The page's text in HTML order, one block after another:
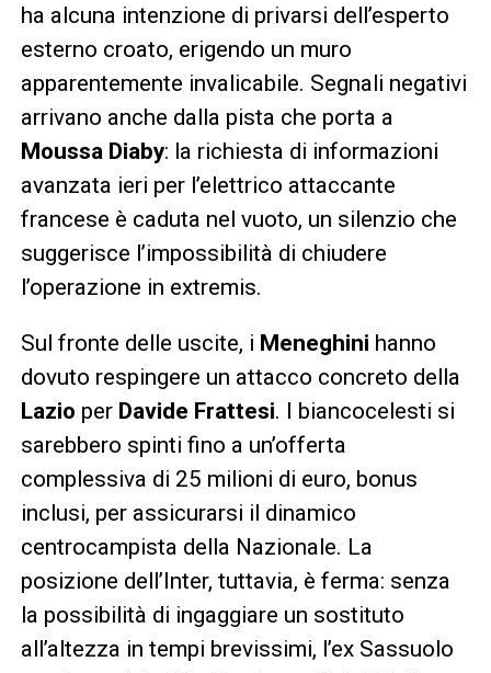
ha alcuna intenzione di privarsi dell’esperto
esterno croato, erigendo un muro
apparentemente invalicabile. Segnali negativi
arrivano anche dalla pista che porta a
Moussa Diaby: la richiesta di informazioni
avanzata ieri per l’elettrico attaccante
francese è caduta nel vuoto, un silenzio che
suggerisce l’impossibilità di chiudere
l’operazione in extremis.
Sul fronte delle uscite, i Meneghini hanno
dovuto respingere un attacco concreto della
Lazio per Davide Frattesi. I biancocelesti si
sarebbero spinti fino a un’offerta
complessiva di 25 milioni di euro, bonus
inclusi, per assicurarsi il dinamico
centrocampista della Nazionale. La
posizione dell’Inter, tuttavia, è ferma: senza
la possibilità di ingaggiare un sostituto
all’altezza in tempi brevissimi, l’ex Sassuolo